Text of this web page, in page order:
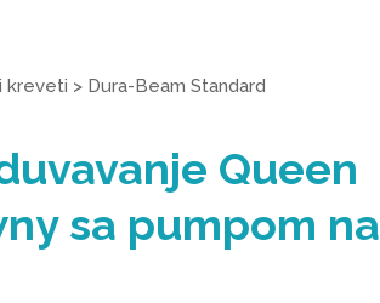
kreveti > Dura-Beam Standard
Queen
sa pumpom na